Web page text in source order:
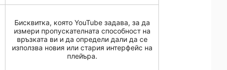
Бисквитка, която YouTube задава, за да
измери пропускателната способност на
връзката ви и да определи дали да се
използва новия или стария интерфейс на
плейъра.